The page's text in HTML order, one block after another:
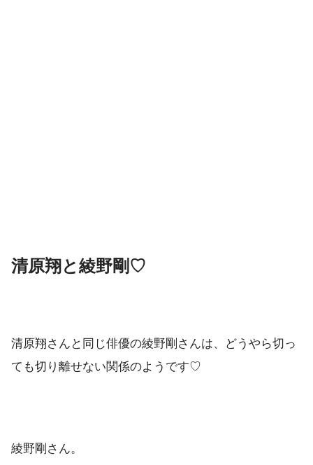
清原翔と綾野剛♡
清原翔さんと同じ俳優の綾野剛さんは、どうやら切っ
ても切り離せない関係のようです♡
綾野剛さん。